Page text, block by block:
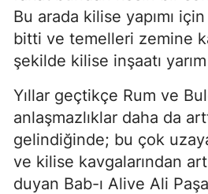
Bu arada kilise yapımı
bitti ve temelleri zemine
şekilde kilise inşaatı yarım
Yıllar geçtikçe Rum ve
anlaşmazlıklar daha da
gelindiğinde; bu çok
ve kilise kavgalarından
duyan Bab-ı Alive Ali